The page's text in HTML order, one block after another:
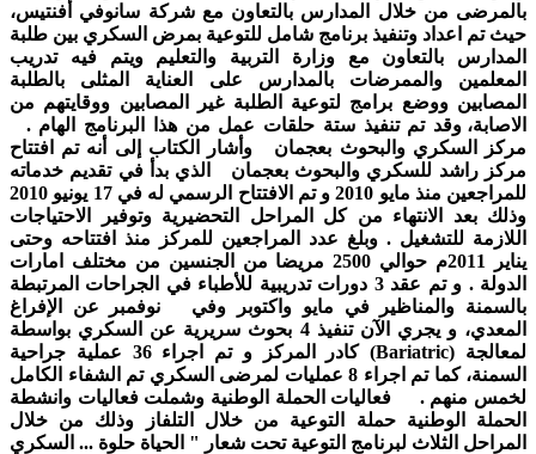
بالمرضى من خلال المدارس بالتعاون مع شركة سانوفي أفنتيس،
حيث تم اعداد وتنفيذ برنامج شامل للتوعية بمرض السكري بين طلبة
المدارس بالتعاون مع وزارة التربية والتعليم ويتم فيه تدريب
المعلمين والممرضات بالمدارس على العناية المثلى بالطلبة
المصابين ووضع برامج لتوعية الطلبة غير المصابين ووقايتهم من
الاصابة، وقد تم تنفيذ ستة حلقات عمل من هذا البرنامج الهام .
مركز السكري والبحوث بعجمان وأشار الكتاب إلى أنه تم افتتاح
مركز راشد للسكري والبحوث بعجمان الذي بدأ في تقديم خدماته
للمراجعين منذ مايو 2010 و تم الافتتاح الرسمي له في 17 يونيو 2010
وذلك بعد الانتهاء من كل المراحل التحضيرية وتوفير الاحتياجات
اللازمة للتشغيل . وبلغ عدد المراجعين للمركز منذ افتتاحه وحتى
يناير 2011م حوالي 2500 مريضا من الجنسين من مختلف امارات
الدولة . و تم عقد 3 دورات تدريبية للأطباء في الجراحات المرتبطة
بالسمنة والمناظير في مايو واكتوبر وفي نوفمبر عن الإفراغ
المعدي، و يجري الآن تنفيذ 4 بحوث سريرية عن السكري بواسطة
كادر المركز و تم اجراء 36 عملية جراحية (Bariatric) لمعالجة
السمنة، كما تم اجراء 8 عمليات لمرضى السكري تم الشفاء الكامل
لخمس منهم . فعاليات الحملة الوطنية وشملت فعاليات وانشطة
الحملة الوطنية حملة التوعية من خلال التلفاز وذلك من خلال
المراحل الثلاث لبرنامج التوعية تحت شعار " الحياة حلوة ... السكري